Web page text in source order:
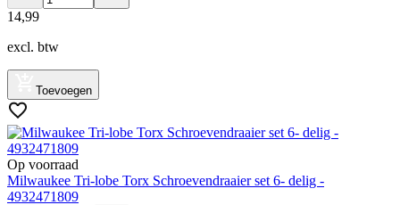
14,99
excl. btw
Toevoegen
Op voorraad
Milwaukee Tri-lobe Torx Schroevendraaier set 6- delig -
4932471809